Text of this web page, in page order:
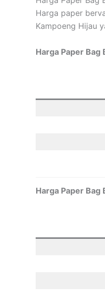
Harga paper
Kampoeng Hijau
Harga Paper Bag
Harga Paper Bag